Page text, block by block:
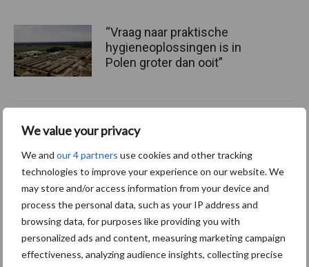
We value your privacy
We and our 4 partners use cookies and other tracking
technologies to improve your experience on our website. We
may store and/or access information from your device and
process the personal data, such as your IP address and
browsing data, for purposes like providing you with
personalized ads and content, measuring marketing campaign
effectiveness, analyzing audience insights, collecting precise
“Vraag naar praktische
hygieneoplossingen is in
Polen groter dan ooit”
Drie Franse bedrijven over
de grens van 14.000
kilogram melk
Pöttinger introduceert
compacte dubbelrotor-
zwadhark in de hef